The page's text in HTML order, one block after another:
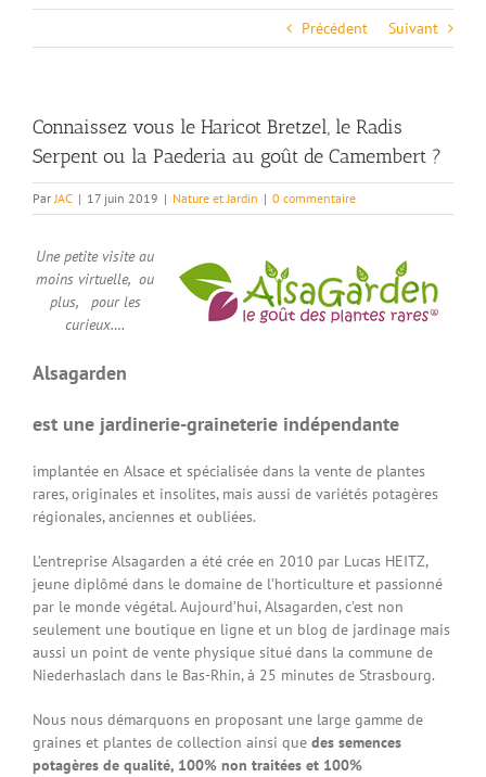
Précédent Suivant
Connaissez vous le Haricot Bretzel, le Radis
Serpent ou la Paederia au goût de Camembert ?
ParJAC | 17 juin 2019 | Nature et Jardin | 0 commentaire
Une petite visite au
moins virtuelle, ou
plus, pour les
curieux….
Alsagarden
est une jardinerie-graineterie indépendante
implantée en Alsace et spécialisée dans la vente de plantes
rares, originales et insolites, mais aussi de variétés potagères
régionales, anciennes et oubliées.
L’entreprise Alsagarden a été crée en 2010 par Lucas HEITZ,
jeune diplômé dans le domaine de l’horticulture et passionné
par le monde végétal. Aujourd’hui, Alsagarden, c’est non
seulement une boutique en ligne et un blog de jardinage mais
aussi un point de vente physique situé dans la commune de
Niederhaslach dans le Bas-Rhin, à 25 minutes de Strasbourg.
Nous nous démarquons en proposant une large gamme de
graines et plantes de collection ainsi que des semences
potagères de qualité, 100% non traitées et 100%